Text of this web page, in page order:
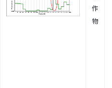
作
物